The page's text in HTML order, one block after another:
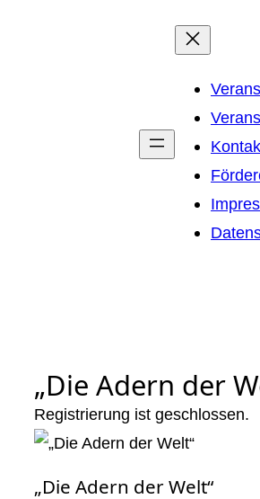
„Die Adern der
Registrierung ist geschlossen.
„Die Adern der Welt“